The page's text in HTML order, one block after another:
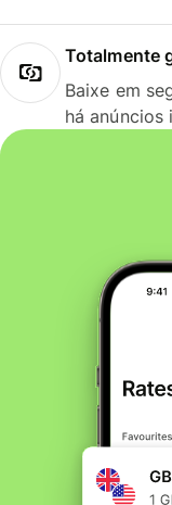
Totalmente
Baixe em
há anúncios